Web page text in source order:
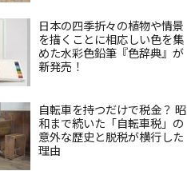
日本の四季折々の植物や情景
を描くことに相応しい色を集
めた水彩色鉛筆『色辞典』が
新発売！
自転車を持つだけで税金？ 昭
和まで続いた「自転車税」の
意外な歴史と脱税が横行した
理由